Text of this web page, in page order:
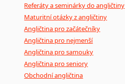
Referáty a seminárky do angličtiny
Maturitní otázky z angličtiny
Angličtina pro začátečníky
Angličtina pro nejmenší
Angličtina pro samouky
Angličtina pro seniory
Obchodní angličtina